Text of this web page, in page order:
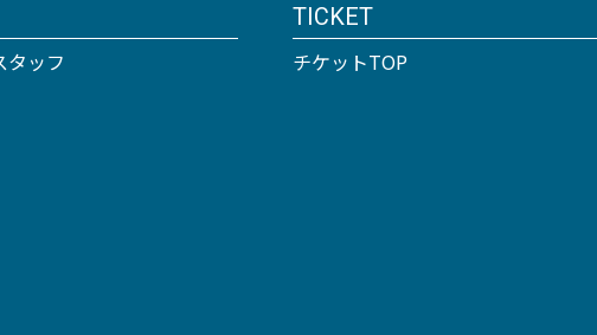
タッフ
TICKET
チケットTOP